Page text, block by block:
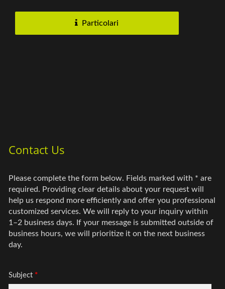
Particolari